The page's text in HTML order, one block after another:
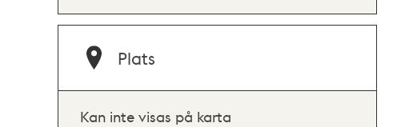
Plats
Kan inte visas på karta